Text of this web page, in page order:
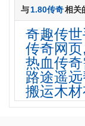
与1.80传奇相关
奇趣传
传奇网
热血传
路途遥
搬运木